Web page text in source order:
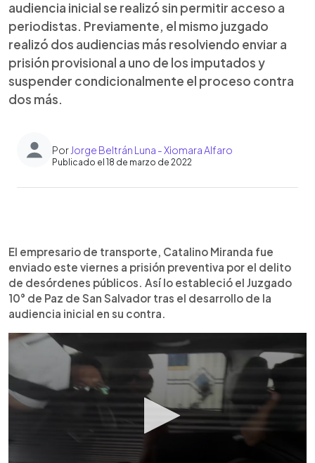
audiencia inicial se realizó sin permitir acceso a
periodistas. Previamente, el mismo juzgado
realizó dos audiencias más resolviendo enviar a
prisión provisional a uno de los imputados y
suspender condicionalmente el proceso contra
dos más.
Por Jorge Beltrán Luna - Xiomara Alfaro
Publicado el 18 de marzo de 2022
Escuchar artículo
El empresario de transporte, Catalino Miranda fue
enviado este viernes a prisión preventiva por el delito
de desórdenes públicos. Así lo estableció el Juzgado
10° de Paz de San Salvador tras el desarrollo de la
audiencia inicial en su contra.